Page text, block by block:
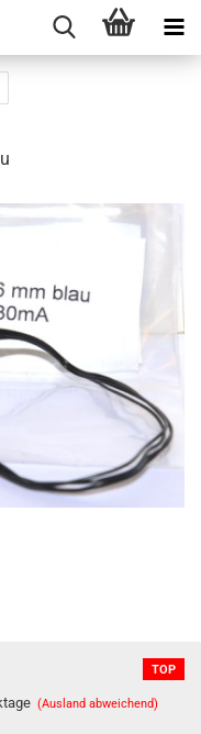
TOP
(Ausland abweichend)